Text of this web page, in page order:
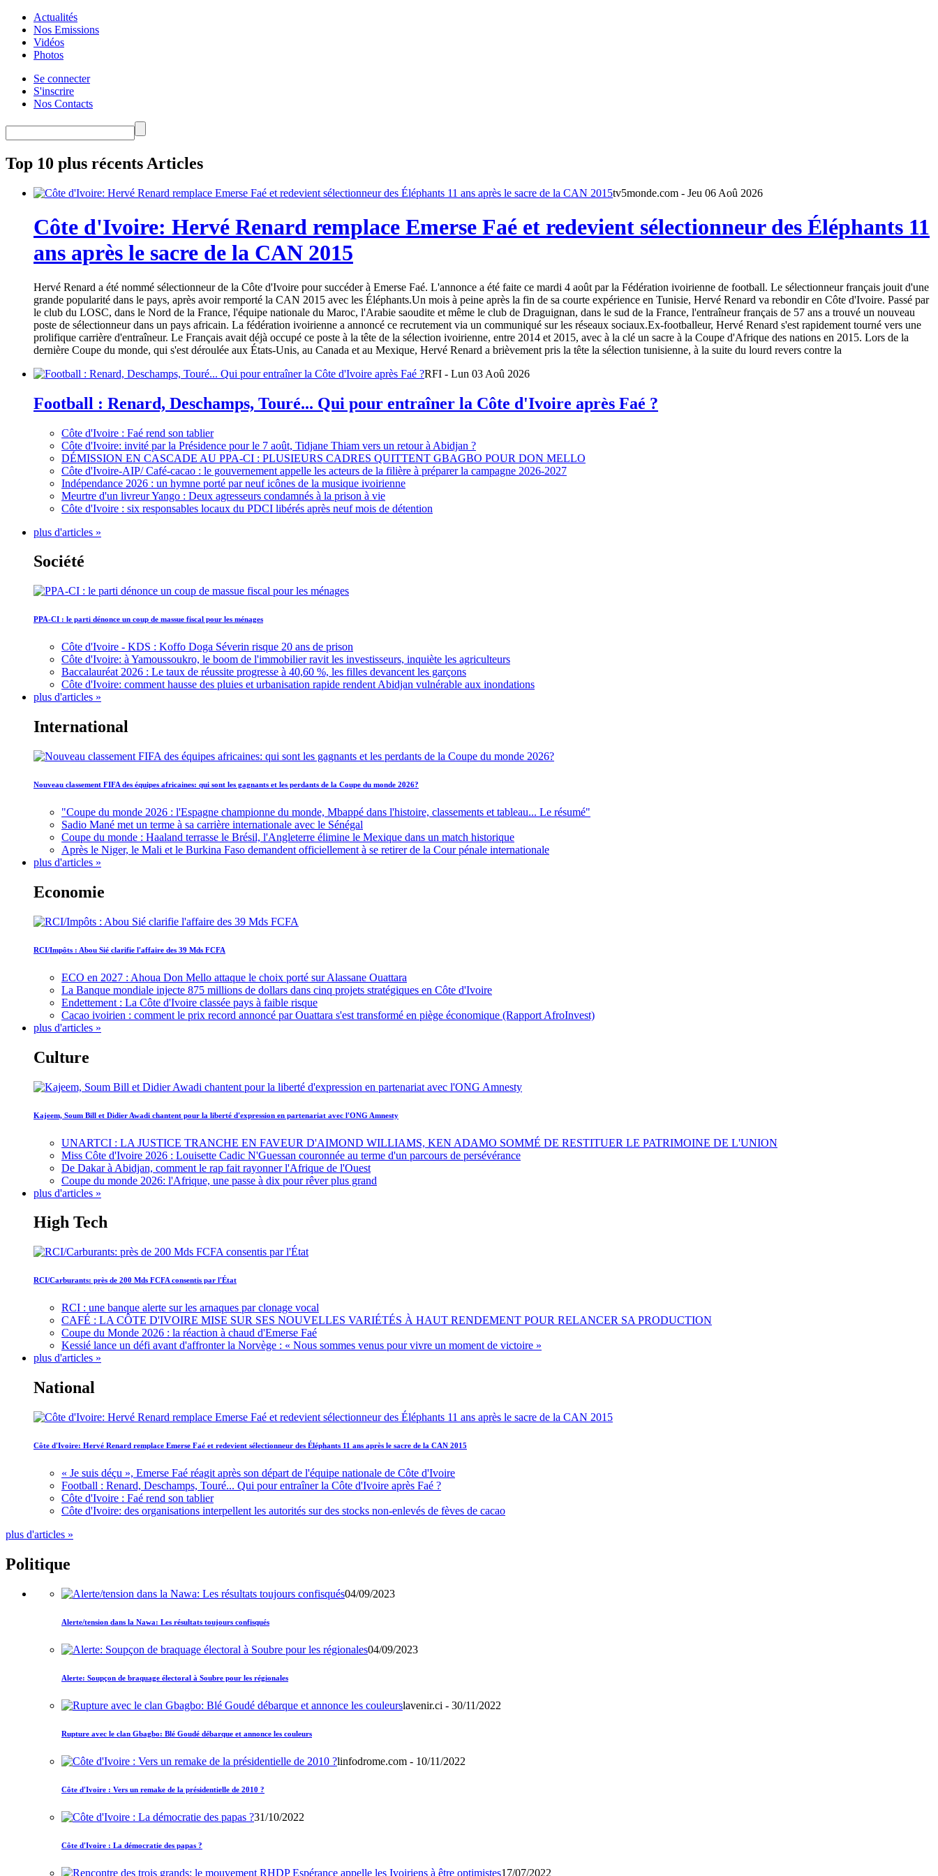
Actualités
Nos Emissions
Vidéos
Photos
Se connecter
S'inscrire
Nos Contacts
Top 10 plus récents Articles
tv5monde.com - Jeu 06 Aoû 2026
Côte d'Ivoire: Hervé Renard remplace Emerse Faé et redevient sélectionneur des Éléphants 11
ans après le sacre de la CAN 2015
Hervé Renard a été nommé sélectionneur de la Côte d'Ivoire pour succéder à Emerse Faé. L'annonce a été faite ce mardi 4 août par la Fédération ivoirienne de football. Le sélectionneur français jouit d'une
grande popularité dans le pays, après avoir remporté la CAN 2015 avec les Éléphants.Un mois à peine après la fin de sa courte expérience en Tunisie, Hervé Renard va rebondir en Côte d'Ivoire. Passé par
le club du LOSC, dans le Nord de la France, l'équipe nationale du Maroc, l'Arabie saoudite et même le club de Draguignan, dans le sud de la France, l'entraîneur français de 57 ans a trouvé un nouveau
poste de sélectionneur dans un pays africain. La fédération ivoirienne a annoncé ce recrutement via un communiqué sur les réseaux sociaux.Ex-footballeur, Hervé Renard s'est rapidement tourné vers une
prolifique carrière d'entraîneur. Le Français avait déjà occupé ce poste à la tête de la sélection ivoirienne, entre 2014 et 2015, avec à la clé un sacre à la Coupe d'Afrique des nations en 2015. Lors de la
dernière Coupe du monde, qui s'est déroulée aux États-Unis, au Canada et au Mexique, Hervé Renard a brièvement pris la tête la sélection tunisienne, à la suite du lourd revers contre la
RFI - Lun 03 Aoû 2026
Football : Renard, Deschamps, Touré... Qui pour entraîner la Côte d'Ivoire après Faé ?
Côte d'Ivoire : Faé rend son tablier
Côte d'Ivoire: invité par la Présidence pour le 7 août, Tidjane Thiam vers un retour à Abidjan ?
DÉMISSION EN CASCADE AU PPA-CI : PLUSIEURS CADRES QUITTENT GBAGBO POUR DON MELLO
Côte d'Ivoire-AIP/ Café-cacao : le gouvernement appelle les acteurs de la filière à préparer la campagne 2026-2027
Indépendance 2026 : un hymne porté par neuf icônes de la musique ivoirienne
Meurtre d'un livreur Yango : Deux agresseurs condamnés à la prison à vie
Côte d'Ivoire : six responsables locaux du PDCI libérés après neuf mois de détention
plus d'articles »
Société
PPA-CI : le parti dénonce un coup de massue fiscal pour les ménages
Côte d'Ivoire - KDS : Koffo Doga Séverin risque 20 ans de prison
Côte d'Ivoire: à Yamoussoukro, le boom de l'immobilier ravit les investisseurs, inquiète les agriculteurs
Baccalauréat 2026 : Le taux de réussite progresse à 40,60 %, les filles devancent les garçons
Côte d'Ivoire: comment hausse des pluies et urbanisation rapide rendent Abidjan vulnérable aux inondations
plus d'articles »
International
Nouveau classement FIFA des équipes africaines: qui sont les gagnants et les perdants de la Coupe du monde 2026?
"Coupe du monde 2026 : l'Espagne championne du monde, Mbappé dans l'histoire, classements et tableau... Le résumé"
Sadio Mané met un terme à sa carrière internationale avec le Sénégal
Coupe du monde : Haaland terrasse le Brésil, l'Angleterre élimine le Mexique dans un match historique
Après le Niger, le Mali et le Burkina Faso demandent officiellement à se retirer de la Cour pénale internationale
plus d'articles »
Economie
RCI/Impôts : Abou Sié clarifie l'affaire des 39 Mds FCFA
ECO en 2027 : Ahoua Don Mello attaque le choix porté sur Alassane Ouattara
La Banque mondiale injecte 875 millions de dollars dans cinq projets stratégiques en Côte d'Ivoire
Endettement : La Côte d'Ivoire classée pays à faible risque
Cacao ivoirien : comment le prix record annoncé par Ouattara s'est transformé en piège économique (Rapport AfroInvest)
plus d'articles »
Culture
Kajeem, Soum Bill et Didier Awadi chantent pour la liberté d'expression en partenariat avec l'ONG Amnesty
UNARTCI : LA JUSTICE TRANCHE EN FAVEUR D'AIMOND WILLIAMS, KEN ADAMO SOMMÉ DE RESTITUER LE PATRIMOINE DE L'UNION
Miss Côte d'Ivoire 2026 : Louisette Cadic N'Guessan couronnée au terme d'un parcours de persévérance
De Dakar à Abidjan, comment le rap fait rayonner l'Afrique de l'Ouest
Coupe du monde 2026: l'Afrique, une passe à dix pour rêver plus grand
plus d'articles »
High Tech
RCI/Carburants: près de 200 Mds FCFA consentis par l'État
RCI : une banque alerte sur les arnaques par clonage vocal
CAFÉ : LA CÔTE D'IVOIRE MISE SUR SES NOUVELLES VARIÉTÉS À HAUT RENDEMENT POUR RELANCER SA PRODUCTION
Coupe du Monde 2026 : la réaction à chaud d'Emerse Faé
Kessié lance un défi avant d'affronter la Norvège : « Nous sommes venus pour vivre un moment de victoire »
plus d'articles »
National
Côte d'Ivoire: Hervé Renard remplace Emerse Faé et redevient sélectionneur des Éléphants 11 ans après le sacre de la CAN 2015
« Je suis déçu », Emerse Faé réagit après son départ de l'équipe nationale de Côte d'Ivoire
Football : Renard, Deschamps, Touré... Qui pour entraîner la Côte d'Ivoire après Faé ?
Côte d'Ivoire : Faé rend son tablier
Côte d'Ivoire: des organisations interpellent les autorités sur des stocks non-enlevés de fèves de cacao
plus d'articles »
Politique
04/09/2023
Alerte/tension dans la Nawa: Les résultats toujours confisqués
04/09/2023
Alerte: Soupçon de braquage électoral à Soubre pour les régionales
lavenir.ci - 30/11/2022
Rupture avec le clan Gbagbo: Blé Goudé débarque et annonce les couleurs
linfodrome.com - 10/11/2022
Côte d'Ivoire : Vers un remake de la présidentielle de 2010 ?
31/10/2022
Côte d'Ivoire : La démocratie des papas ?
17/07/2022